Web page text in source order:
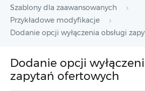
Szablony dla zaawansowanych
Przykładowe modyfikacje
Dodanie opcji wyłączenia obsługi
Dodanie opcji
zapytań ofertowych